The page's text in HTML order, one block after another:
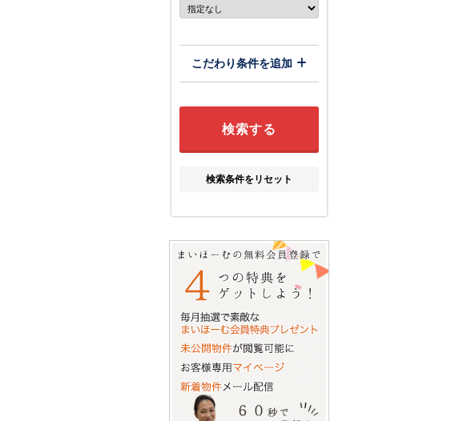
こだわり条件を追加
検索条件をリセット